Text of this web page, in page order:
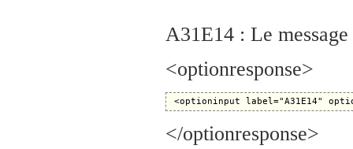
A31E14 : Le
<optionresponse>
</optionresponse>